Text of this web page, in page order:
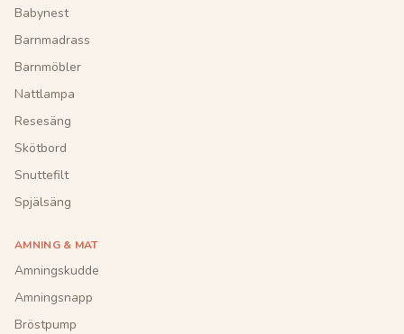
Babynest
Barnmadrass
Barnmöbler
Nattlampa
Resesäng
Skötbord
Snuttefilt
Spjälsäng
AMNING & MAT
Amningskudde
Amningsnapp
Bröstpump